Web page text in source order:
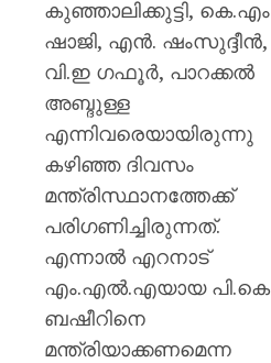
കുഞ്ഞാലിക്കുട്ടി, കെ.എം
ഷാജി, എൻ. ഷംസുദ്ദീൻ,
വി.ഇ ഗഫൂർ, പാറക്കൽ
അബ്ദുള്ള
എന്നിവരെയായിരുന്നു
കഴിഞ്ഞ ദിവസം
മന്ത്രിസ്ഥാനത്തേക്ക്
പരിഗണിച്ചിരുന്നത്.
എന്നാൽ എറനാട്
എം.എൽ.എയായ പി.കെ
ബഷീറിനെ
മന്ത്രിയാക്കണമെന്ന